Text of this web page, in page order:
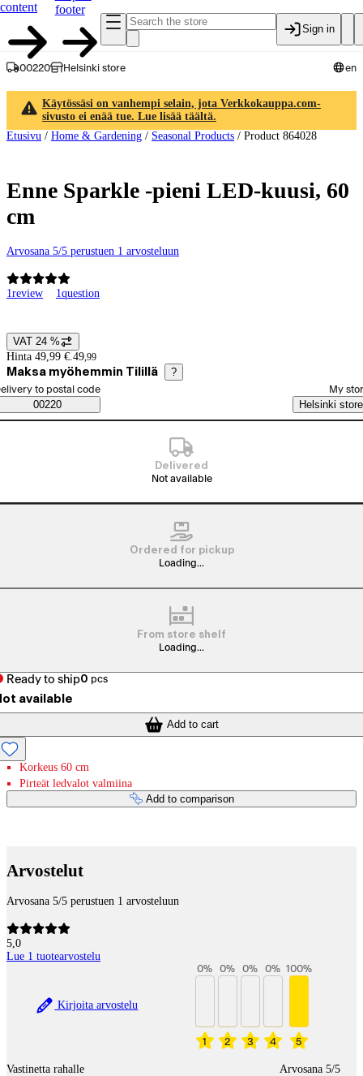
content
footer
Sign in
00220 Helsinki store en
Käytössäsi on vanhempi selain, jota Verkkokauppa.com-
sivusto ei enää tue. Lue lisää täältä.
Etusivu / Home & Gardening / Seasonal Products / Product 864028
Enne Sparkle -pieni LED-kuusi, 60
cm
Arvosana 5/5 perustuen 1 arvosteluun
1review 1question
Price details
VAT 24 %
Hinta 49,99 €. 49,99
Maksa myöhemmin Tilillä ?
Saatavuustiedot
order method
to postal code
00220
My
Helsinki store
Delivered
Not available
Ordered for pickup
Loading...
From store shelf
Loading...
Ready to ship0 pcs
available
Add to cart
Korkeus 60 cm
Pirteät ledvalot valmiina
Add to comparison
Arvostelut
Arvosana 5/5 perustuen 1 arvosteluun
5,0
Lue 1 tuotearvostelu
Kirjoita arvostelu
1
0%
2
0%
3
0%
4
0%
5
100%
Vastinetta rahalle Arvosana 5/5